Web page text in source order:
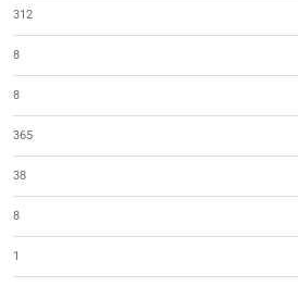
312
8
8
365
38
8
1